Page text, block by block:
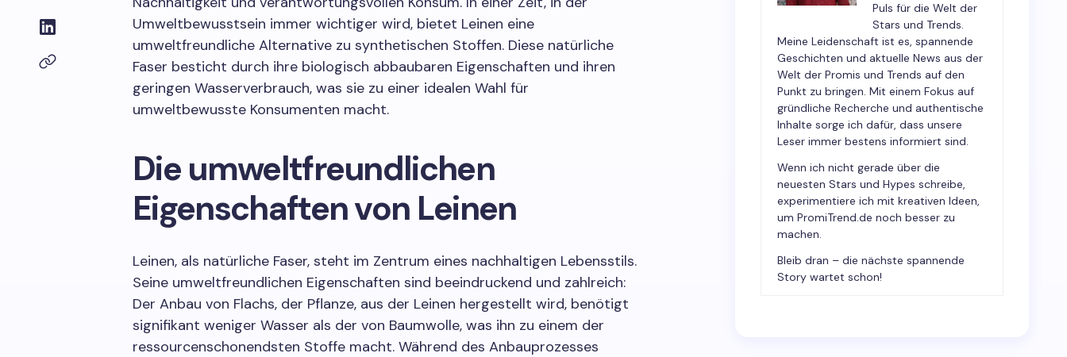
Umweltbewusstsein immer wichtiger wird, bietet Leinen eine
umweltfreundliche Alternative zu synthetischen Stoffen. Diese natürliche
Faser besticht durch ihre biologisch abbaubaren Eigenschaften und ihren
geringen Wasserverbrauch, was sie zu einer idealen Wahl für
umweltbewusste Konsumenten macht.
Die umweltfreundlichen
Eigenschaften von Leinen
Leinen, als natürliche Faser, steht im Zentrum eines nachhaltigen Lebensstils.
Seine umweltfreundlichen Eigenschaften sind beeindruckend und zahlreich:
Der Anbau von Flachs, der Pflanze, aus der Leinen hergestellt wird, benötigt
signifikant weniger Wasser als der von Baumwolle, was ihn zu einem der
ressourcenschonendsten Stoffe macht. Während des Anbauprozesses
Puls für die Welt der
Stars und Trends.
Meine Leidenschaft ist es, spannende
Geschichten und aktuelle News aus der
Welt der Promis und Trends auf den
Punkt zu bringen. Mit einem Fokus auf
gründliche Recherche und authentische
Inhalte sorge ich dafür, dass unsere
Leser immer bestens informiert sind.
Wenn ich nicht gerade über die
neuesten Stars und Hypes schreibe,
experimentiere ich mit kreativen Ideen,
um PromiTrend.de noch besser zu
machen.
Bleib dran – die nächste spannende
Story wartet schon!